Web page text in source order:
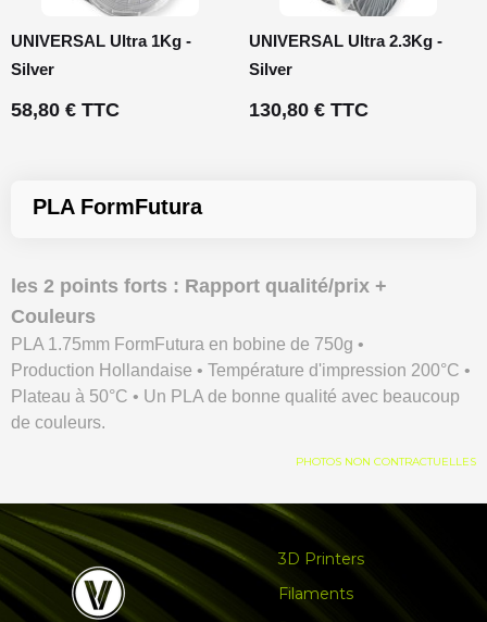
UNIVERSAL Ultra 1Kg -
Silver
58,80 € TTC
UNIVERSAL Ultra 2.3Kg -
Silver
130,80 € TTC
PLA FormFutura
les 2 points forts : Rapport qualité/prix +
Couleurs
PLA 1.75mm FormFutura en bobine de 750g •
Production Hollandaise • Température d'impression 200°C •
Plateau à 50°C • Un PLA de bonne qualité avec beaucoup
de couleurs.
PHOTOS NON CONTRACTUELLES
3D Printers
Filaments